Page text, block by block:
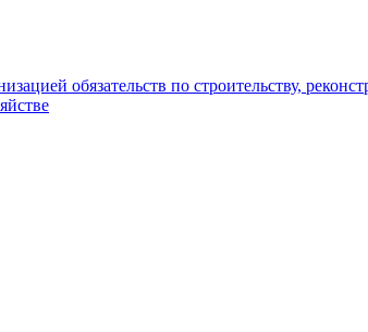
обязательств по строительству,